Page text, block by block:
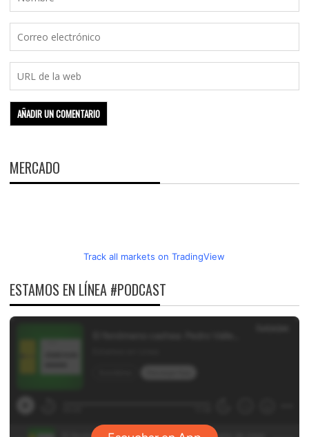
MERCADO
Track all markets on TradingView
ESTAMOS EN LÍNEA #PODCAST